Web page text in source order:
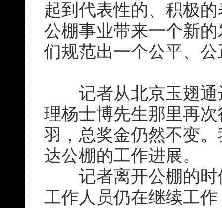
起到代表性的、积极
公棚事业带来一个新
们规范出一个公平、
记者从北京玉翅通
理杨士博先生那里再
羽，总奖金仍然不变
达公棚的工作进展。
记者离开公棚的时
工作人员仍在继续工